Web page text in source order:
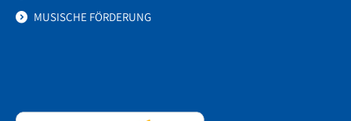
MUSISCHE FÖRDERUNG